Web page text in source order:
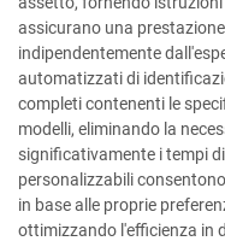
assicurano una
indipendentemente
automatizzati di
completi contenenti le
modelli, eliminando la
significativamente i tempi
personalizzabili
in base alle proprie
ottimizzando l'efficienza in